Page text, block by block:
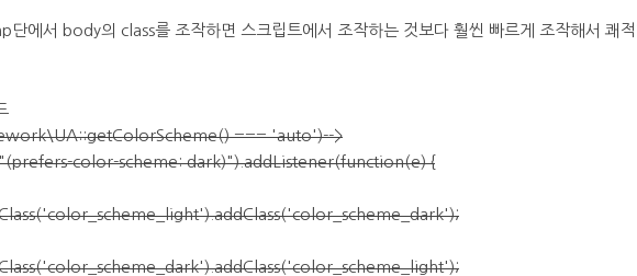
단에서 body의 class를 조작하면 스크립트에서 조작하는 것보다 훨씬 빠르게 조작해서 쾌
=== 'auto')-->
color-scheme: dark)").addListener(function(e) {